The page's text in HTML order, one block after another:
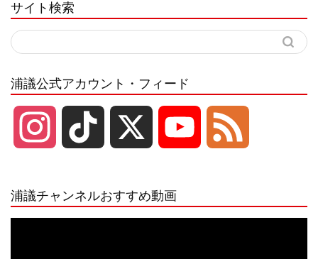
サイト検索
浦議公式アカウント・フィード
浦議チャンネルおすすめ動画